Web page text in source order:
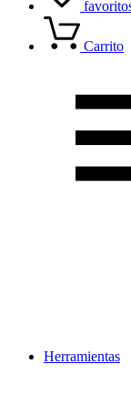
Carrito
Herramientas